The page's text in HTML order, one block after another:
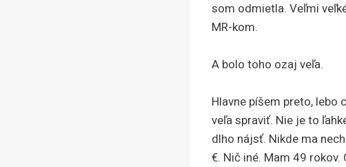
som odmietla. Veľmi
MR-kom.
A bolo toho ozaj veľa.
Hlavne píšem preto,
veľa spraviť. Nie je to
dlho nájsť. Nikde ma
€. Nič iné. Mam 49 rokov.